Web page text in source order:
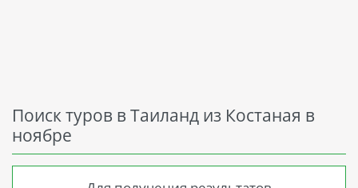
Поиск туров в Таиланд из Костаная в
ноябре